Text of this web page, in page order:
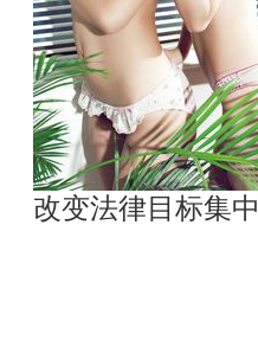
改变法律目标集中